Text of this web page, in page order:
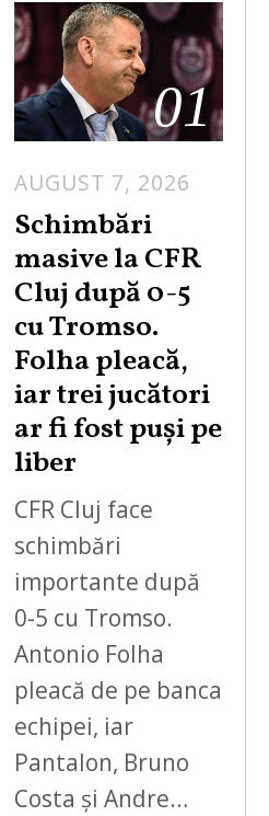
01
AUGUST 7, 2026
Schimbări
masive la CFR
Cluj după 0-5
cu Tromso.
Folha pleacă,
iar trei jucători
ar fi fost puși pe
liber
CFR Cluj face
schimbări
importante după
0-5 cu Tromso.
Antonio Folha
pleacă de pe banca
echipei, iar
Pantalon, Bruno
Costa și Andre…